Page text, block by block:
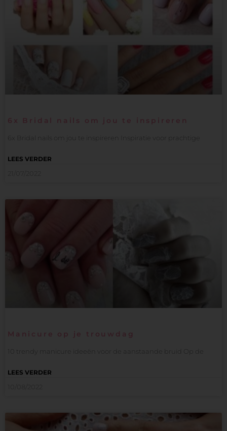
6x Bridal nails om jou te inspireren
6x Bridal nails om jou te inspireren Inspiratie voor prachtige
LEES VERDER
Manicure op je trouwdag
10 trendy manicure ideeën voor de aanstaande bruid Op de
LEES VERDER